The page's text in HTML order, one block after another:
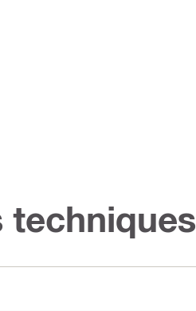
techniques